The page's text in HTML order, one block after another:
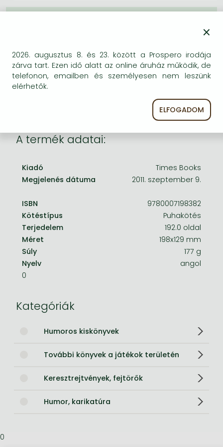
egyszer keresni szerzővel és címmel. Ha nem talál
másik, kapható kiadást, forduljon
ügyfélszolgálatunkhoz!
A termék adatai:
Kiadó
Times Books
Megjelenés dátuma
2011. szeptember 9.
ISBN
9780007198382
Kötéstípus
Puhakötés
Terjedelem
192.0 oldal
Méret
198x129 mm
Súly
177 g
Nyelv
angol
0
Kategóriák
Humoros kiskönyvek
További könyvek a játékok területén
Keresztrejtvények, fejtörők
Humor, karikatúra
0
×
2026. augusztus 8. és 23. között a Prospero irodája
zárva tart. Ezen idő alatt az online áruház működik, de
telefonon, emailben és személyesen nem leszünk
elérhetők.
ELFOGADOM